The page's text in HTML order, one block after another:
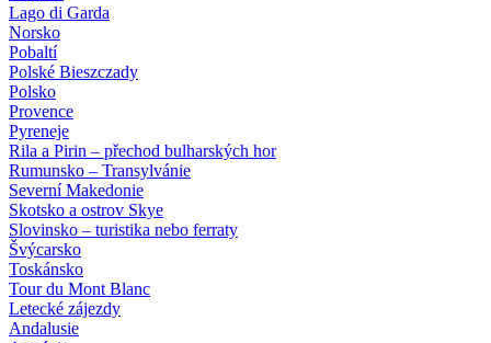
Lago di Garda
Norsko
Pobaltí
Polské Bieszczady
Polsko
Provence
Pyreneje
Rila a Pirin – přechod bulharských hor
Rumunsko – Transylvánie
Severní Makedonie
Skotsko a ostrov Skye
Slovinsko – turistika nebo ferraty
Švýcarsko
Toskánsko
Tour du Mont Blanc
Letecké zájezdy
Andalusie